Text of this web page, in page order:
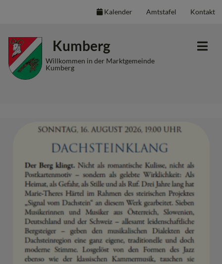
Accesskey
1)
Accesskey
2)
Accesskey
3)
Kalender Amtstafel Kontakt
Kumberg
Willkommen in der Marktgemeinde
Kumberg